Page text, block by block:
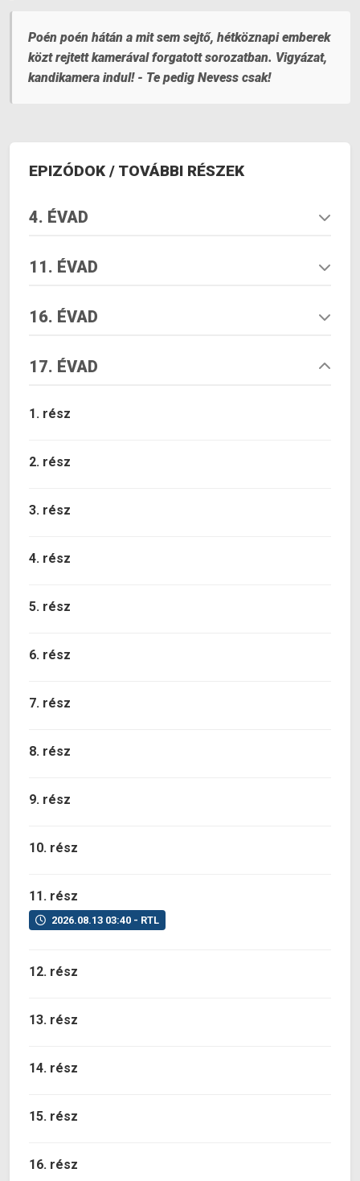
Poén poén hátán a mit sem sejtő, hétköznapi emberek
közt rejtett kamerával forgatott sorozatban. Vigyázat,
kandikamera indul! - Te pedig Nevess csak!
EPIZÓDOK / TOVÁBBI RÉSZEK
4. ÉVAD
11. ÉVAD
16. ÉVAD
17. ÉVAD
1. rész
2. rész
3. rész
4. rész
5. rész
6. rész
7. rész
8. rész
9. rész
10. rész
11. rész
2026.08.13 03:40 - RTL
12. rész
13. rész
14. rész
15. rész
16. rész